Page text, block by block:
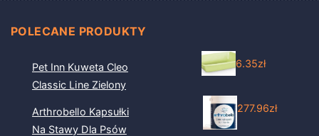
POLECANE PRODUKTY
Pet Inn Kuweta Cleo
Classic Line Zielony
6.35zł
Arthrobello Kapsułki
Na Stawy Dla Psów
277.96zł